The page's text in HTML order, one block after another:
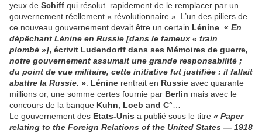
yeux de Schiff qui résolut rapidement de le remplacer par un
gouvernement réellement « révolutionnaire ». L’un des piliers de
ce nouveau gouvernement devait être un certain Lénine « En
dépêchant Lénine en Russie [dans le fameux « train
plombé »], écrivit Ludendorff dans ses Mémoires de guerre,
notre gouvernement assumait une grande responsabilité ;
du point de vue militaire, cette initiative fut justifiée : il fallait
abattre la Russie. » Lénine rentrait en Russie avec quarante
millions or, une somme certes fournie par Berlin mais avec le
concours de la banque Kuhn, Loeb and C°
Le gou­vernement des Etats-Unis a publié sous le titre « Paper
relating to the Foreign Relations of the United States — 1918